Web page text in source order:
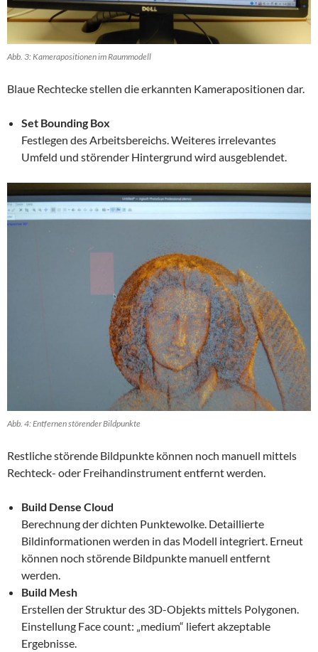
Abb. 3: Kamerapositionen im Raummodell
Blaue Rechtecke stellen die erkannten Kamerapositionen dar.
Set Bounding Box
Festlegen des Arbeitsbereichs. Weiteres irrelevantes
Umfeld und störender Hintergrund wird ausgeblendet.
Abb. 4: Entfernen störender Bildpunkte
Restliche störende Bildpunkte können noch manuell mittels
Rechteck- oder Freihandinstrument entfernt werden.
Build Dense Cloud
Berechnung der dichten Punktewolke. Detaillierte
Bildinformationen werden in das Modell integriert. Erneut
können noch störende Bildpunkte manuell entfernt
werden.
Build Mesh
Erstellen der Struktur des 3D-Objekts mittels Polygonen.
Einstellung Face count: „medium“ liefert akzeptable
Ergebnisse.